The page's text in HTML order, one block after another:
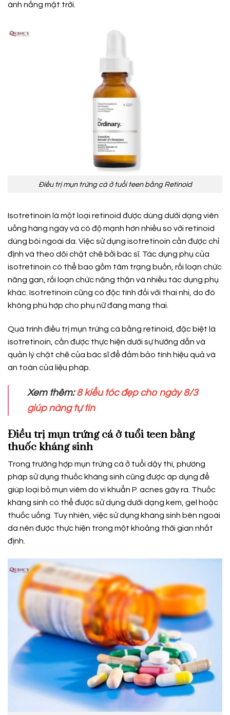
ánh nắng mặt trời.
Điều trị mụn trứng cá ở tuổi teen bằng Retinoid
Isotretinoin là một loại retinoid được dùng dưới dạng viên
uống hàng ngày và có độ mạnh hơn nhiều so với retinoid
dùng bôi ngoài da. Việc sử dụng isotretinoin cần được chỉ
định và theo dõi chặt chẽ bởi bác sĩ. Tác dụng phụ của
isotretinoin có thể bao gồm tâm trạng buồn, rối loạn chức
năng gan, rối loạn chức năng thận và nhiều tác dụng phụ
khác. Isotretinoin cũng có độc tính đối với thai nhi, do đó
không phù hợp cho phụ nữ đang mang thai.
Quá trình điều trị mụn trứng cá bằng retinoid, đặc biệt là
isotretinoin, cần được thực hiện dưới sự hướng dẫn và
quản lý chặt chẽ của bác sĩ để đảm bảo tính hiệu quả và
an toàn của liệu pháp.
Xem thêm:8 kiểu tóc đẹp cho ngày 8/3
giúp nàng tự tin
Điều trị mụn trứng cá ở tuổi teen bằng
thuốc kháng sinh
Trong trường hợp mụn trứng cá ở tuổi dậy thì, phương
pháp sử dụng thuốc kháng sinh cũng được áp dụng để
giúp loại bỏ mụn viêm do vi khuẩn P. acnes gây ra. Thuốc
kháng sinh có thể được sử dụng dưới dạng kem, gel hoặc
thuốc uống. Tuy nhiên, việc sử dụng kháng sinh bên ngoài
da nên được thực hiện trong một khoảng thời gian nhất
định.